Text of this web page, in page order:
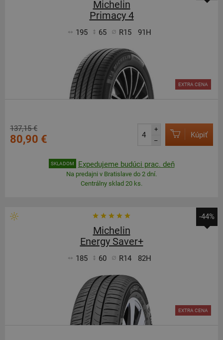
Michelin
Primacy 4
195 65 R15 91H
EXTRA CENA
137,15 €
80,90 €
+
–
Kúpiť
SKLADOM Expedujeme budúci prac. deň
Na predajni v Bratislave do 2 dní.
Centrálny sklad 20 ks.
-44%
Michelin
Energy Saver+
185 60 R14 82H
EXTRA CENA